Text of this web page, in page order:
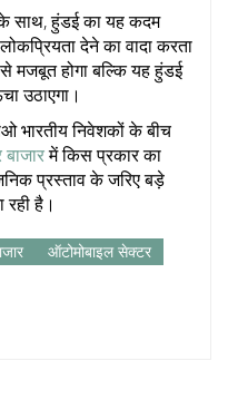
साथ, हुंडई का यह कदम
देने का वादा करता
होगा बल्कि यह हुंडई
उठाएगा।
भारतीय निवेशकों के बीच
में किस प्रकार का
प्रस्ताव के जरिए बड़े
रही है।
ऑटोमोबाइल सेक्टर